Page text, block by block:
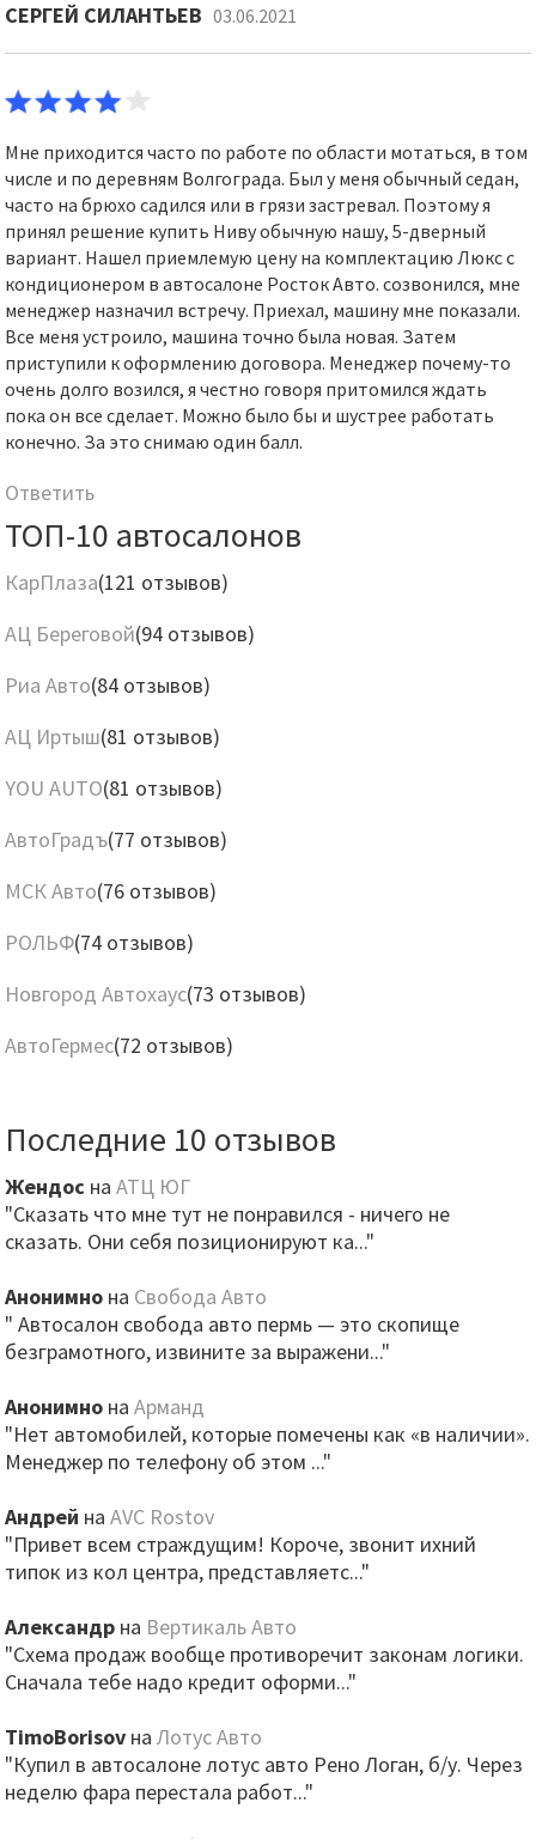
СЕРГЕЙ СИЛАНТЬЕВ 03.06.2021
Мне приходится часто по работе по области мотаться, в том
числе и по деревням Волгограда. Был у меня обычный седан,
часто на брюхо садился или в грязи застревал. Поэтому я
принял решение купить Ниву обычную нашу, 5-дверный
вариант. Нашел приемлемую цену на комплектацию Люкс с
кондиционером в автосалоне Росток Авто. созвонился, мне
менеджер назначил встречу. Приехал, машину мне показали.
Все меня устроило, машина точно была новая. Затем
приступили к оформлению договора. Менеджер почему-то
очень долго возился, я честно говоря притомился ждать
пока он все сделает. Можно было бы и шустрее работать
конечно. За это снимаю один балл.
Ответить
ТОП-10 автосалонов
КарПлаза(121 отзывов)
АЦ Береговой(94 отзывов)
Риа Авто(84 отзывов)
АЦ Иртыш(81 отзывов)
YOU AUTO(81 отзывов)
АвтоГрадъ(77 отзывов)
МСК Авто(76 отзывов)
РОЛЬФ(74 отзывов)
Новгород Автохаус(73 отзывов)
АвтоГермес(72 отзывов)
Последние 10 отзывов
Жендос наАТЦ ЮГ
"Сказать что мне тут не понравился - ничего не
сказать. Они себя позиционируют ка..."
Анонимно на Свобода Авто
" Автосалон свобода авто пермь — это скопище
безграмотного, извините за выражени..."
Анонимно наАрманд
"Нет автомобилей, которые помечены как «в наличии».
Менеджер по телефону об этом ..."
Андрей наAVC Rostov
"Привет всем страждущим! Короче, звонит ихний
типок из кол центра, представляетс..."
Александр на Вертикаль Авто
"Схема продаж вообще противоречит законам логики.
Сначала тебе надо кредит оформи..."
TimoBorisov наЛотус Авто
"Купил в автосалоне лотус авто Рено Логан, б/у. Через
неделю фара перестала работ..."